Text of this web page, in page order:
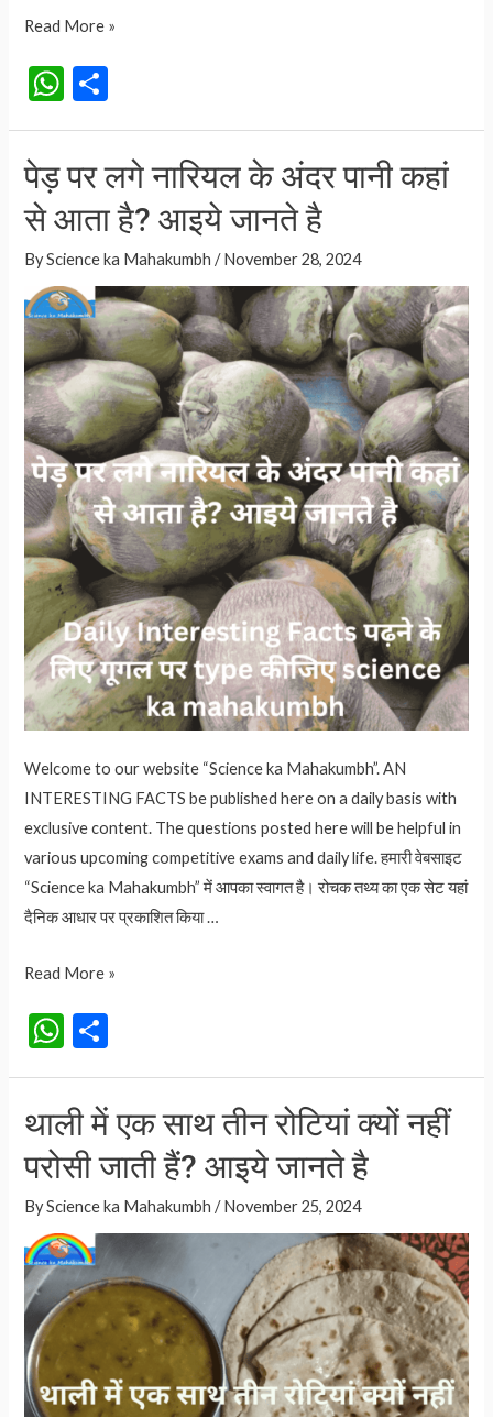
IPO
होता
जानते
Read More »
W
h
s
A
p
p
h
ar
e
पेड़ पर लगे नारियल के अंदर पानी कहां
से आता है? आइये जानते है
ByScience ka Mahakumbh /November 28, 2024
Welcome to our website “Science ka Mahakumbh”. AN
INTERESTING FACTS be published here on a daily basis with
exclusive content. The questions posted here will be helpful in
various upcoming competitive exams and daily life. हमारी वेबसाइट
“Science ka Mahakumbh” में आपका स्वागत है। रोचक तथ्य का एक सेट यहां
दैनिक आधार पर प्रकाशित किया …
पेड़
लगे
अंदर
पानी कहां
आता
है?
आइये
जानते
Read More »
W
h
at
s
A
p
p
h
e
थाली में एक साथ तीन रोटियां क्यों नहीं
परोसी जाती हैं? आइये जानते है
ByScience ka Mahakumbh /November 25, 2024